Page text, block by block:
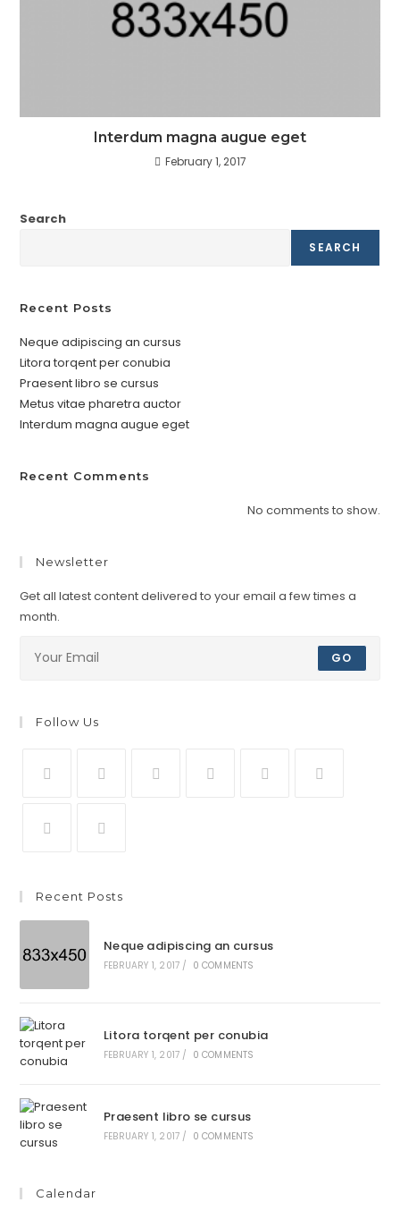
Interdum magna augue eget
February 1, 2017
Search
SEARCH
Recent Posts
Neque adipiscing an cursus
Litora torqent per conubia
Praesent libro se cursus
Metus vitae pharetra auctor
Interdum magna augue eget
Recent Comments
No comments to show.
Newsletter
Get all latest content delivered to your email a few times a
month.
GO
Follow Us
Recent Posts
Neque adipiscing an cursus
FEBRUARY 1, 2017 / 0 COMMENTS
Litora torqent per conubia
FEBRUARY 1, 2017 / 0 COMMENTS
Praesent libro se cursus
FEBRUARY 1, 2017 / 0 COMMENTS
Calendar